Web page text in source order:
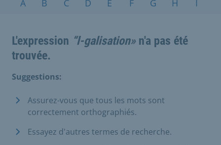
A B C D E F G H I
L'expression “l-galisation» n'a pas été
trouvée.
Suggestions:
Assurez-vous que tous les mots sont
correctement orthographiés.
Essayez d'autres termes de recherche.